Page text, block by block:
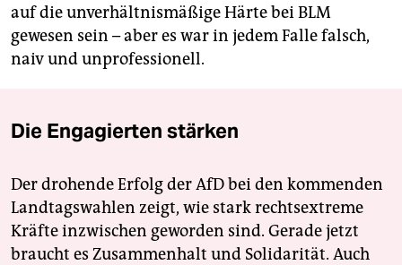
auf die unverhältnismäßige Härte bei BLM
gewesen sein – aber es war in jedem Falle falsch,
naiv und unprofessionell.
Die Engagierten stärken
Der drohende Erfolg der AfD bei den kommenden
Landtagswahlen zeigt, wie stark rechtsextreme
Kräfte inzwischen geworden sind. Gerade jetzt
braucht es Zusammenhalt und Solidarität. Auch